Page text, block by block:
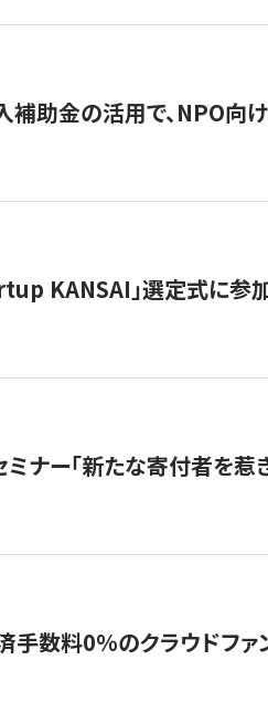
補助金の活用で、NPO
KANSAI」選定式に参
ナー「新たな寄付者を惹
手数料0％のクラウドフ